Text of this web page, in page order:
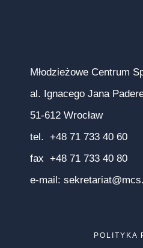
Młodzieżowe Centrum
al. Ignacego Jana
51-612 Wrocław
tel. +48 71 733 40 60
fax +48 71 733 40 80
e-mail:
POLITYKA